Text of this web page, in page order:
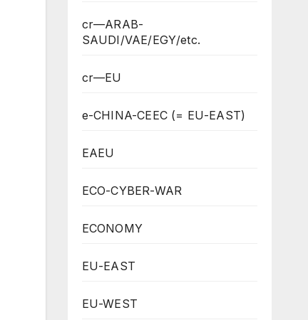
cr—ARAB-
SAUDI/VAE/EGY/etc.
cr—EU
e-CHINA-CEEC (= EU-EAST)
EAEU
ECO-CYBER-WAR
ECONOMY
EU-EAST
EU-WEST